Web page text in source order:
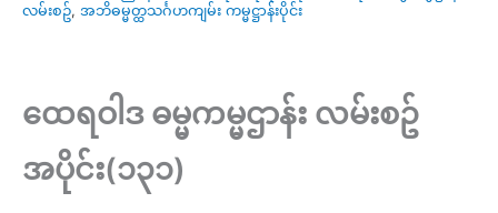
လမ်းစဥ်, အဘိဓမ္မတ္ထသင်္ဂဟကျမ်း ကမ္မဋ္ဌာန်းပိုင်း
ထေရဝါဒ ဓမ္မကမ္မဌာန်း လမ်းစဥ်
အပိုင်း(၁၃၁)